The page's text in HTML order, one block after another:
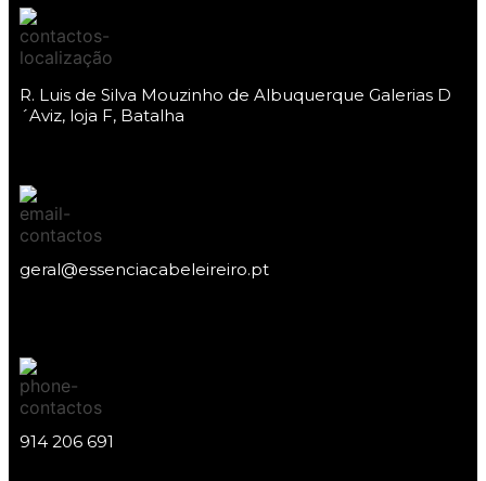
R. Luis de Silva Mouzinho de Albuquerque Galerias D
´Aviz, loja F, Batalha
geral@essenciacabeleireiro.pt
914 206 691